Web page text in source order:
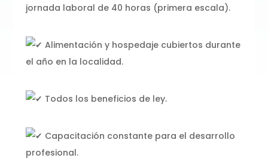
jornada laboral de 40 horas (primera escala).
Alimentación y hospedaje cubiertos durante
el año en la localidad.
Todos los beneficios de ley.
Capacitación constante para el desarrollo
profesional.